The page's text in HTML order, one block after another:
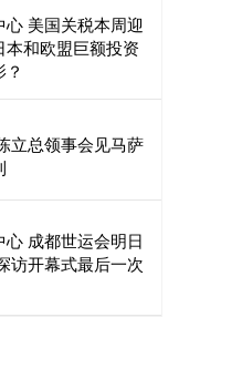
美国关税本周迎
和欧盟巨额投资
立总领事会见马萨
成都世运会明日
访开幕式最后一次